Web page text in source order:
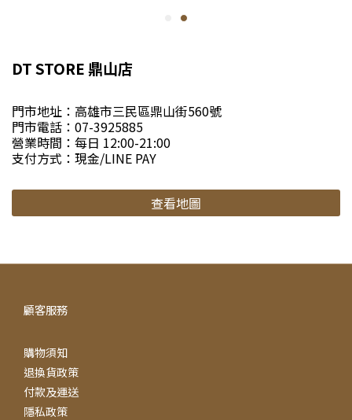
DT STORE 鼎山店
門市地址：高雄市三民區鼎山街560號
門市電話：07-3925885
營業時間：每日 12:00-21:00
支付方式：現金/LINE PAY
查看地圖
顧客服務
購物須知
退換貨政策
付款及運送
隱私政策